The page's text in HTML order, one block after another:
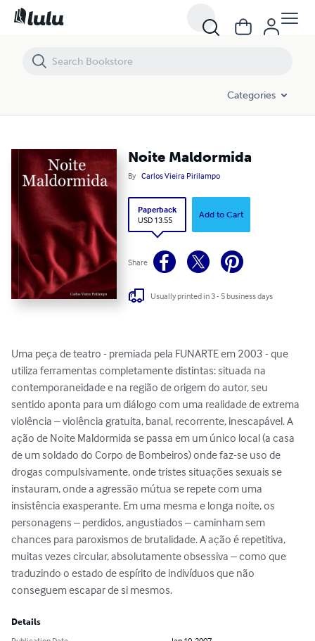
Categories
Noite Maldormida
By Carlos Vieira Pirilampo
Paperback
USD 13.55
Add to Cart
Share
Usually printed in 3 - 5 business days
Uma peça de teatro - premiada pela FUNARTE em 2003 - que
utiliza ferramentas completamente distintas: situada na
contemporaneidade e na região de origem do autor, seu
sentido aponta para um diálogo com uma realidade de extrema
violência – violência gratuita, banal, recorrente, inescapável. A
ação de Noite Maldormida se passa em um único local (a casa
de um soldado do Corpo de Bombeiros) onde faz-se uso de
drogas compulsivamente, onde tristes situações sexuais se
instauram, onde a agressão mútua se repete com uma
insistência exasperante. Em uma mesma e longa noite, os
personagens – perdidos, angustiados – caminham sem
chances para paroxismos de brutalidade. A ação é repetitiva,
muitas vezes circular, absolutamente obsessiva – como que
traduzindo o estado de espírito de indivíduos que não
conseguem escapar de si mesmos.
Details
Noite Maldormida